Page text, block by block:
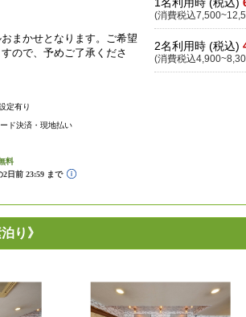
まかせとなります。ご希望
ので、予めご了承くださ
定有り
ド決済・現地払い
(消費税込
2名利用時 (税込)
(消費税込
り》